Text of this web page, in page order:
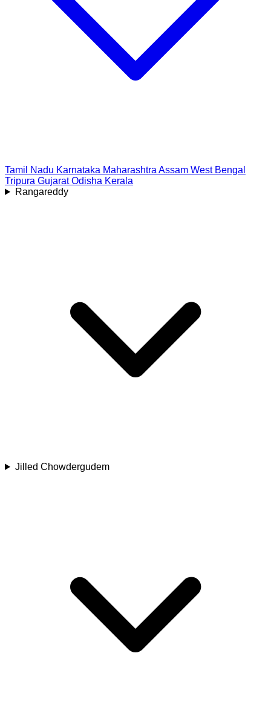
Tamil Nadu Karnataka Maharashtra Assam West Bengal
Tripura Gujarat Odisha Kerala
Rangareddy
Jilled Chowdergudem